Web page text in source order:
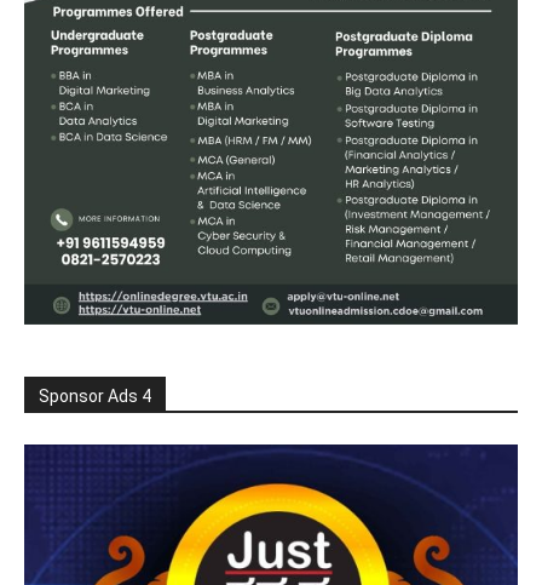
Sponsor Ads 4